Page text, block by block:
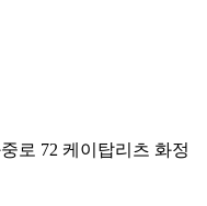
로 72 케이탑리츠 화정